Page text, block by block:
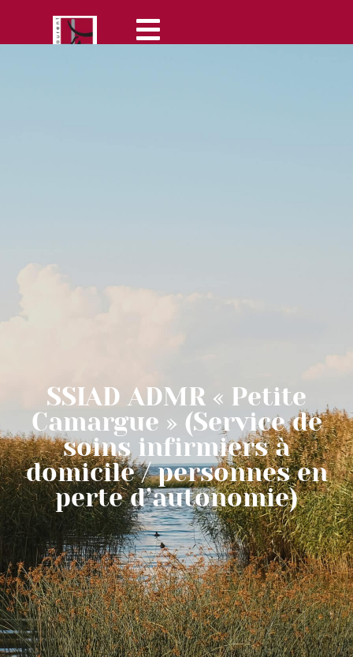
SSIAD ADMR « Petite
Camargue » (Service de
soins infirmiers à
domicile / personnes en
perte d’autonomie)